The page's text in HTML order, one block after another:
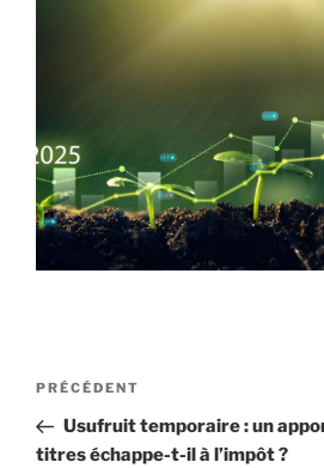
Navigation
l’article
Article
précédent
PRÉCÉDENT
Usufruit temporaire : un
titres échappe-t-il à l’impôt ?